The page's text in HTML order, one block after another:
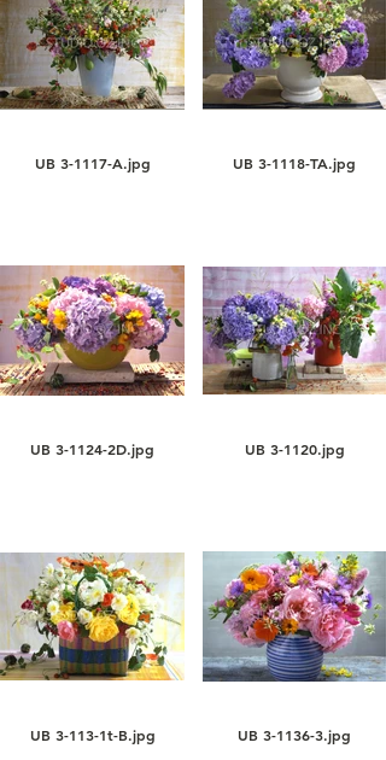
UB 3-1117-A.jpg UB 3-1118-TA.jpg
UB 3-1124-2D.jpg UB 3-1120.jpg
UB 3-113-1t-B.jpg UB 3-1136-3.jpg